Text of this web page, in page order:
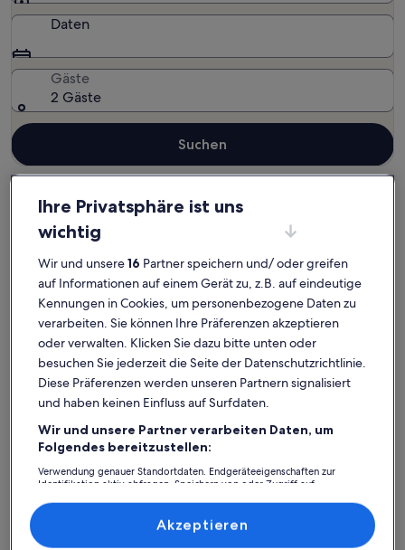
Daten
Gäste
2 Gäste
Suchen
Altlandsberg
Badestelle Ihlandsee: Entdecke
Ferienunterkünfte mit Pool
Weitere Infos zu Gemütliches Urlaubsdomizil in direkter
Ihre Privatsphäre ist uns
wichtig
Wir und unsere16 Partner speichern und/ oder greifen
auf Informationen auf einem Gerät zu, z.B. auf eindeutige
Kennungen in Cookies, um personenbezogene Daten zu
verarbeiten. Sie können Ihre Präferenzen akzeptieren
oder verwalten. Klicken Sie dazu bitte unten oder
besuchen Sie jederzeit die Seite der Datenschutzrichtlinie.
Diese Präferenzen werden unseren Partnern signalisiert
und haben keinen Einfluss auf Surfdaten.
Wir und unsere Partner verarbeiten Daten, um
Folgendes bereitzustellen:
Verwendung genauer Standortdaten. Endgeräteeigenschaften zur
Identifikation aktiv abfragen. Speichern von oder Zugriff auf
Inhalte, Messung von Werbeleistung und der Performance von Inhalten,
Zielgruppenforschung sowie Entwicklung und Verbesserung von
Akzeptieren